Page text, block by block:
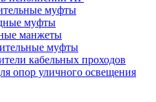
муфты
муфты
манжеты
муфты
кабельных проходов
опор уличного освещения